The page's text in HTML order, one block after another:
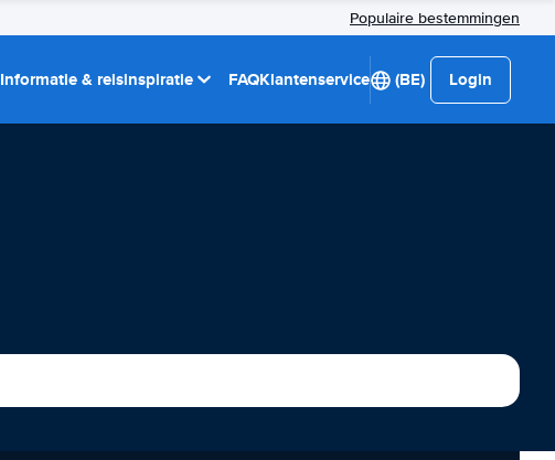
Populaire bestemmingen
Informatie & reisinspiratie FAQKlantenservice (BE) Login